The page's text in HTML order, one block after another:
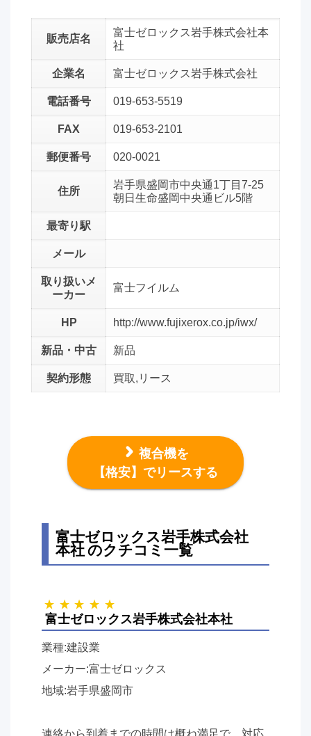
販売店名
富士ゼロックス岩手株式会社本
社
企業名 富士ゼロックス岩手株式会社
電話番号 019-653-5519
FAX 019-653-2101
郵便番号 020-0021
住所
岩手県盛岡市中央通1丁目7-25
朝日生命盛岡中央通ビル5階
最寄り駅
メール
取り扱いメ
ーカー
富士フイルム
HP http://www.fujixerox.co.jp/iwx/
新品・中古 新品
契約形態 買取,リース
複合機を
【格安】でリースする
富士ゼロックス岩手株式会社
本社 のクチコミ一覧
富士ゼロックス岩手株式会社本社
業種:建設業
メーカー:富士ゼロックス
地域:岩手県盛岡市
連絡から到着までの時間は概ね満足で、対応